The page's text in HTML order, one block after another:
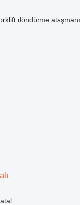
döndürme ataşmanı